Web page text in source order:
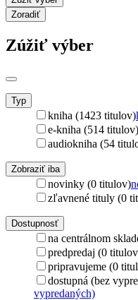
Zoradiť
Zúžiť výber
Typ
kniha (1423 titulov)
e-kniha (514 titulov)
audiokniha (54
Zobraziť iba
novinky (0 titulov)
zľavnené tituly (0
Dostupnosť
na centrálnom
predpredaj (0
pripravujeme (0
dostupná (bez
vypredaných)